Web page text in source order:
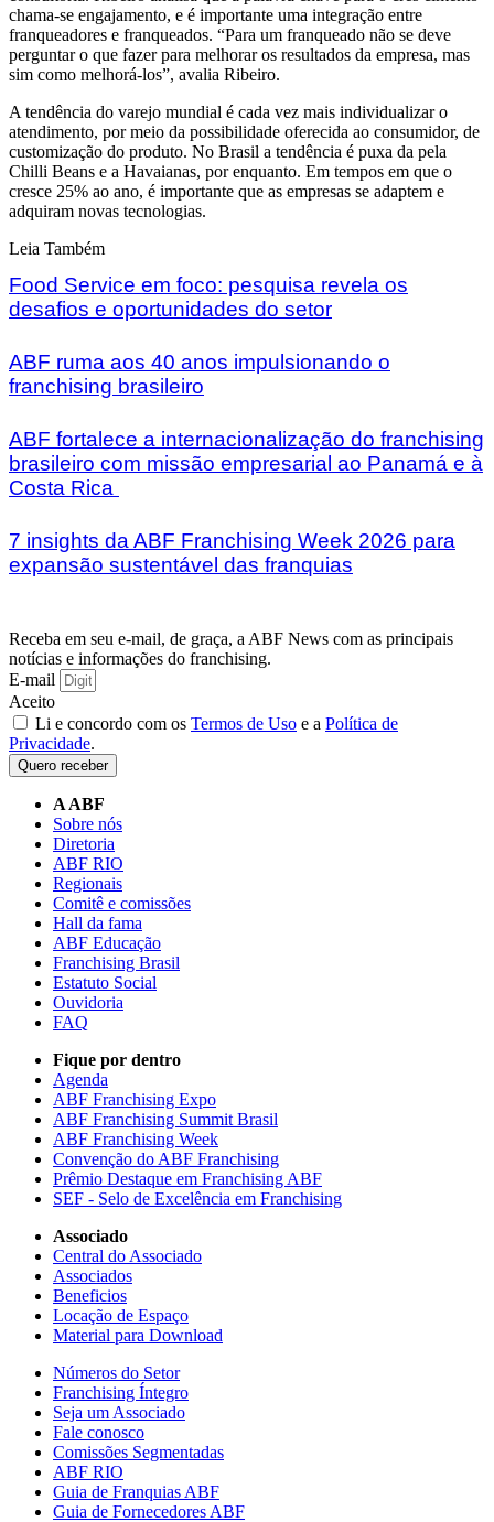
chama-se engajamento, e é importante uma integração entre
franqueadores e franqueados. “Para um franqueado não se deve
perguntar o que fazer para melhorar os resultados da empresa, mas
sim como melhorá-los”, avalia Ribeiro.
A tendência do varejo mundial é cada vez mais individualizar o
atendimento, por meio da possibilidade oferecida ao consumidor, de
customização do produto. No Brasil a tendência é puxa da pela
Chilli Beans e a Havaianas, por enquanto. Em tempos em que o
cresce 25% ao ano, é importante que as empresas se adaptem e
adquiram novas tecnologias.
Leia Também
Food Service em foco: pesquisa revela os
desafios e oportunidades do setor
ABF ruma aos 40 anos impulsionando o
franchising brasileiro
ABF fortalece a internacionalização do franchising
brasileiro com missão empresarial ao Panamá e à
Costa Rica
7 insights da ABF Franchising Week 2026 para
expansão sustentável das franquias
Receba em seu e-mail, de graça, a ABF News com as principais
notícias e informações do franchising.
E-mail
Aceito
Li e concordo com os Termos de Uso e a Política de
Privacidade.
Quero receber
A ABF
Sobre nós
Diretoria
ABF RIO
Regionais
Comitê e comissões
Hall da fama
ABF Educação
Franchising Brasil
Estatuto Social
Ouvidoria
FAQ
Fique por dentro
Agenda
ABF Franchising Expo
ABF Franchising Summit Brasil
ABF Franchising Week
Convenção do ABF Franchising
Prêmio Destaque em Franchising ABF
SEF - Selo de Excelência em Franchising
Associado
Central do Associado
Associados
Beneficios
Locação de Espaço
Material para Download
Números do Setor
Franchising Íntegro
Seja um Associado
Fale conosco
Comissões Segmentadas
ABF RIO
Guia de Franquias ABF
Guia de Fornecedores ABF